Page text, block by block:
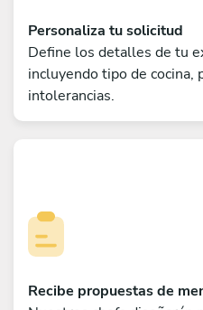
Personaliza tu solicitud
Define los detalles de tu
incluyendo tipo de cocina,
intolerancias.
Recibe propuestas de